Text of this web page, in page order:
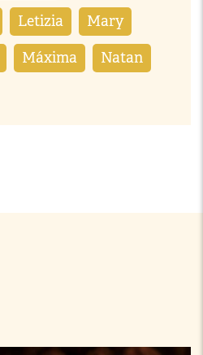
Letizia Mary
Máxima Natan